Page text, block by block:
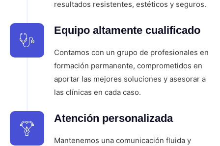
resultados resistentes, estéticos y seguros.
Equipo altamente cualificado
Contamos con un grupo de profesionales en
formación permanente, comprometidos en
aportar las mejores soluciones y asesorar a
las clínicas en cada caso.
Atención personalizada
Mantenemos una comunicación fluida y